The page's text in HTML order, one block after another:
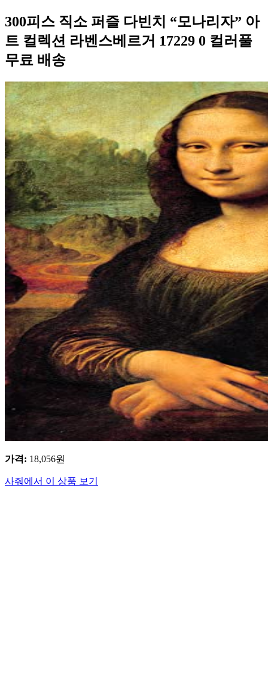
300피스 직소 퍼즐 다빈치 “모나리자” 아
트 컬렉션 라벤스베르거 17229 0 컬러풀
무료 배송
가격: 18,056원
사줘에서 이 상품 보기